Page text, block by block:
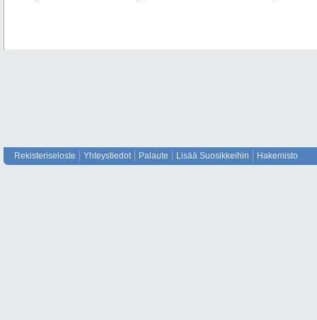
Rekisteriseloste Yhteystiedot Palaute Lisää Suosikkeihin Hakemisto